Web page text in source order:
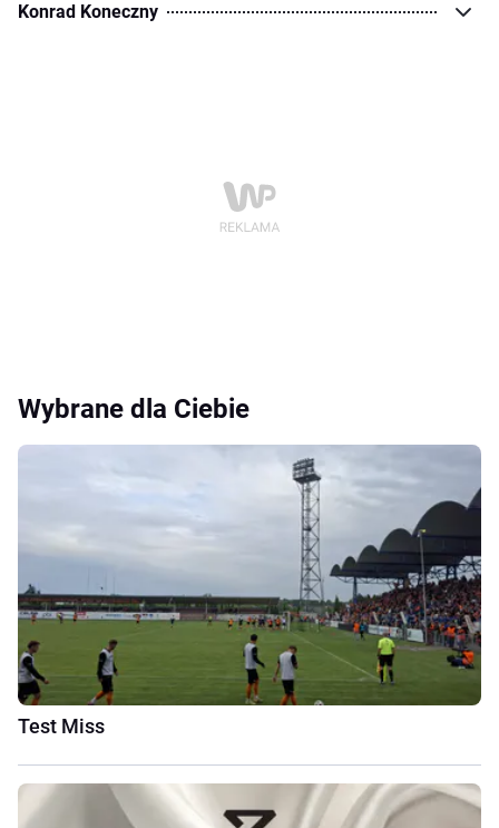
Konrad Koneczny
Wybrane dla Ciebie
Test Miss